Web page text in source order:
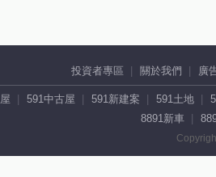
投資者專區 關於我們 廣
591中古屋 591新建案 591土地
8891新車